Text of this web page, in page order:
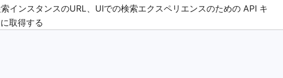
インスタンスのURL、UIでの検索エクスペリエンスのための API キ
取得する